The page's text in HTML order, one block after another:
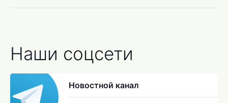
Наши соцсети
Новостной канал